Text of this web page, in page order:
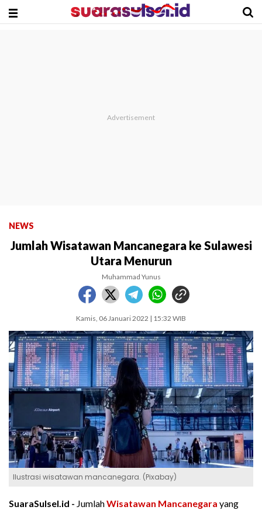
NEWS
Jumlah Wisatawan Mancanegara ke Sulawesi
Utara Menurun
Muhammad Yunus
Kamis, 06 Januari 2022 | 15:32 WIB
Ilustrasi wisatawan mancanegara. (Pixabay)
SuaraSulsel.id - JumlahWisatawan Mancanegara yang